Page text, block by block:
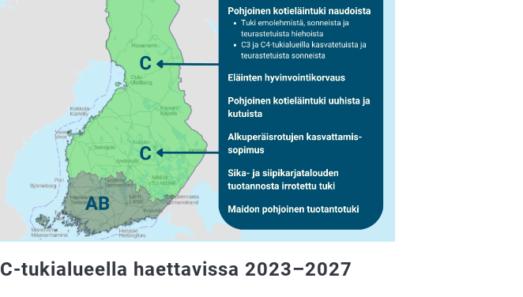
C-tukialueella haettavissa 2023–2027